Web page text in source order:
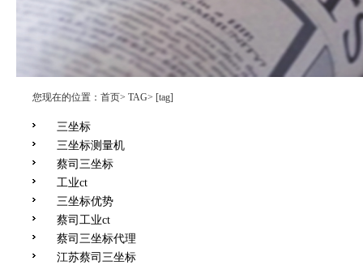
您现在的位置： 首页> TAG> [tag]
三坐标
三坐标测量机
蔡司三坐标
工业ct
三坐标优势
蔡司工业ct
蔡司三坐标代理
江苏蔡司三坐标